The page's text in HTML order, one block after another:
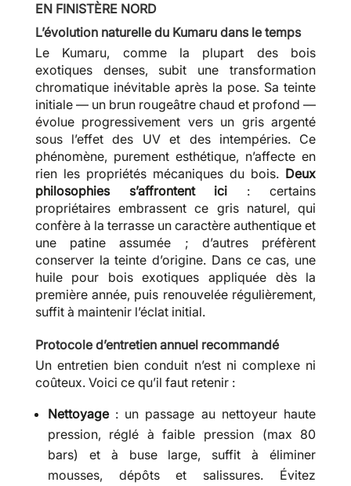
EN FINISTÈRE NORD
L’évolution naturelle du Kumaru dans le temps
Le Kumaru, comme la plupart des bois
exotiques denses, subit une transformation
chromatique inévitable après la pose. Sa teinte
initiale — un brun rougeâtre chaud et profond —
évolue progressivement vers un gris argenté
sous l’effet des UV et des intempéries. Ce
phénomène, purement esthétique, n’affecte en
rien les propriétés mécaniques du bois. Deux
philosophies s’affrontent ici : certains
propriétaires embrassent ce gris naturel, qui
confère à la terrasse un caractère authentique et
une patine assumée ; d’autres préfèrent
conserver la teinte d’origine. Dans ce cas, une
huile pour bois exotiques appliquée dès la
première année, puis renouvelée régulièrement,
suffit à maintenir l’éclat initial.
Protocole d’entretien annuel recommandé
Un entretien bien conduit n’est ni complexe ni
coûteux. Voici ce qu’il faut retenir :
Nettoyage: un passage au nettoyeur haute
pression, réglé à faible pression (max 80
bars) et à buse large, suffit à éliminer
mousses, dépôts et salissures. Évitez